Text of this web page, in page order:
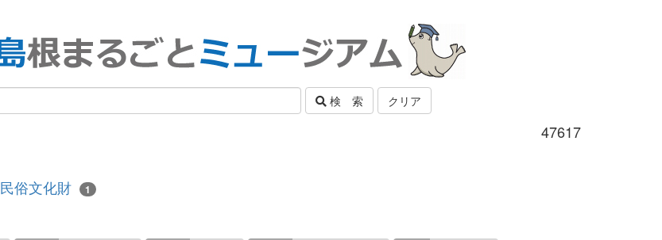
検 索 クリア
47617
民俗文化財 1